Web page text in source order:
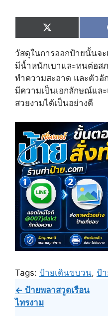
Share
on
X
(
w
i
t
t
e
r
)
วัสดุในการออกป้ายนั้นจ
มีน้ำหนักเบาและทนต่อส
ทำความสะอาด และตัว
มีความเป็นเอกลักษณ์แล
สวยงามได้เป็นอย่างดี
Tags: ป้ายเดินขบวน, ป้า
Post
navigation
← ป้ายพลาสวูดเรือน
ไทรงาม